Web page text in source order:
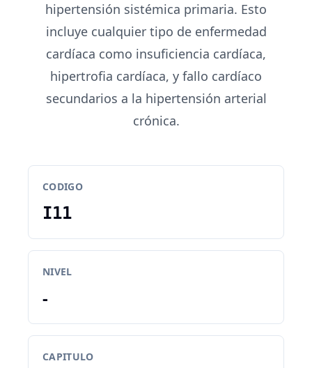
hipertensión sistémica primaria. Esto
incluye cualquier tipo de enfermedad
cardíaca como insuficiencia cardíaca,
hipertrofia cardíaca, y fallo cardíaco
secundarios a la hipertensión arterial
crónica.
CODIGO
I11
NIVEL
-
CAPITULO